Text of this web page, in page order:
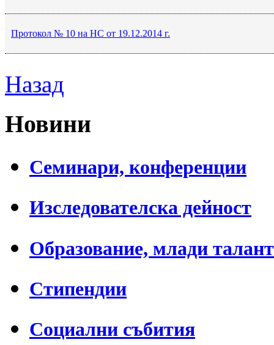
Протокол № 10 на НС от 19.12.2014 г.
Назад
Новини
Семинари, конференции
Изследователска дейност
Образование, млади
Стипендии
Социални събития